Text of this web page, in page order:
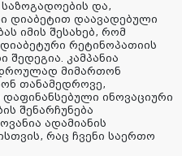
საზოგადოების და,
დიაბეტით დაავადებული
იმის შესახებ, რომ
რეტინოპათიის
შედეგია. კამპანია
დროულად მიმართონ
თანამედროვე,
ინოვაციური
შენარჩუნება
ადამიანის
რაც ჩვენი საერთო